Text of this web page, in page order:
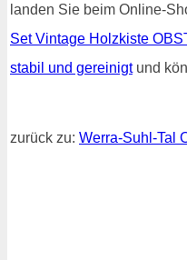
landen Sie beim Online-
Set Vintage Holzkiste
stabil und gereinigtund
zurück zu: Werra-Suhl-Tal